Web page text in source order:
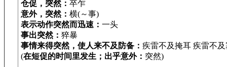
仓促，突然： 卒乍
意外，突然： 横(～事)
表示动作突然而迅速： 一头
事出突然： 猝暴
事情来得突然，使人来不及防备： 疾雷不及掩耳 疾雷不
(在短促的时间里发生；出乎意外： 突然)